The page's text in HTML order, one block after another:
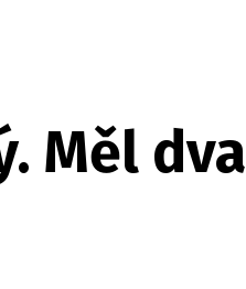
Měl dva